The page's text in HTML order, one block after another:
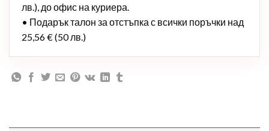
лв.), до офис на куриера.
• Подарък талон за отстъпка с всички поръчки над
25,56 € (50 лв.)